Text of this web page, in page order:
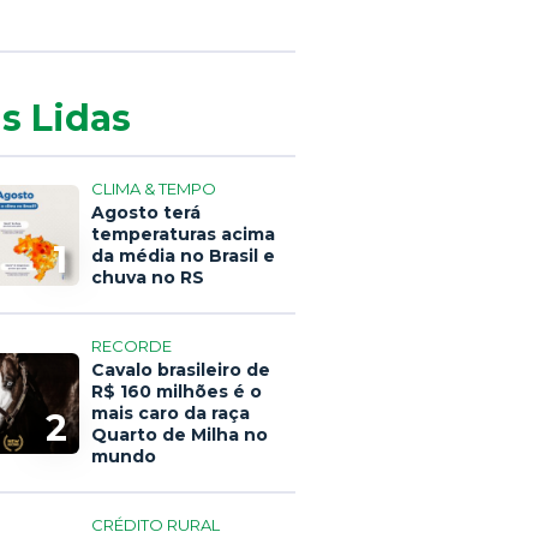
Lidas
1
CLIMA & TEMPO
Agosto terá
temperaturas acima
da média no Brasil e
chuva no RS
2
RECORDE
Cavalo brasileiro de
R$ 160 milhões é o
mais caro da raça
Quarto de Milha no
mundo
CRÉDITO RURAL